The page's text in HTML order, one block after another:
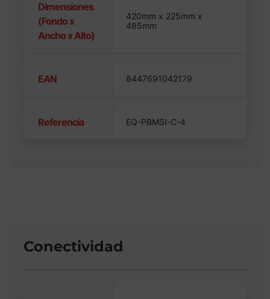
Dimensiones
(Fondo x
Ancho x Alto)
420mm x 225mm x
485mm
EAN 8447691042179
Referencia EQ-PBMSI-C-4
Conectividad